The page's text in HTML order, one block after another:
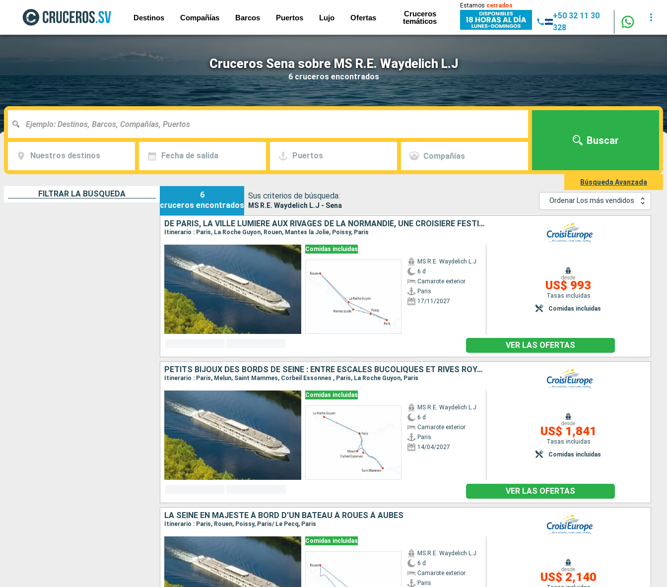
Destinos Compañías Barcos Puertos Lujo Ofertas
Cruceros
temáticos
Estamos cerrados
+50 32 11 30
328
Cruceros Sena sobre MS R.E. Waydelich L.J
6 cruceros encontrados
Nuestros destinos Fecha de salida Puertos Compañías
Buscar
Búsqueda Avanzada
FILTRAR LA BÚSQUEDA
6
cruceros encontrados
Sus criterios de búsqueda:
MS R.E. Waydelich L.J - Sena
Ordenar Los más vendidos
DE PARIS, LA VILLE LUMIÈRE AUX RIVAGES DE LA NORMANDIE, UNE CROISIÈRE FESTIVE ET GOURMANDE SUR LA SEINE À BORD D'UN BATEAU À ROUE À AUBES
Itinerario : Paris, La Roche Guyon, Rouen, Mantes la Jolie, Poissy, Paris
Comidas incluidas
MS R.E. Waydelich L.J
6 d
Camarote exterior
Paris
17/11/2027
desde
US$ 993
Tasas incluidas
Comidas incluidas
VER LAS OFERTAS
PETITS BIJOUX DES BORDS DE SEINE : ENTRE ESCALES BUCOLIQUES ET RIVES ROYALES
Itinerario : Paris, Melun, Saint Mammes, Corbeil Essonnes , Paris, La Roche Guyon, Paris
Comidas incluidas
MS R.E. Waydelich L.J
6 d
Camarote exterior
Paris
14/04/2027
desde
US$ 1,841
Tasas incluidas
Comidas incluidas
VER LAS OFERTAS
LA SEINE EN MAJESTÉ À BORD D'UN BATEAU À ROUES À AUBES
Itinerario : Paris, Rouen, Poissy, Paris/ Le Pecq, Paris
Comidas incluidas
MS R.E. Waydelich L.J
6 d
Camarote exterior
Paris
desde
US$ 2,140